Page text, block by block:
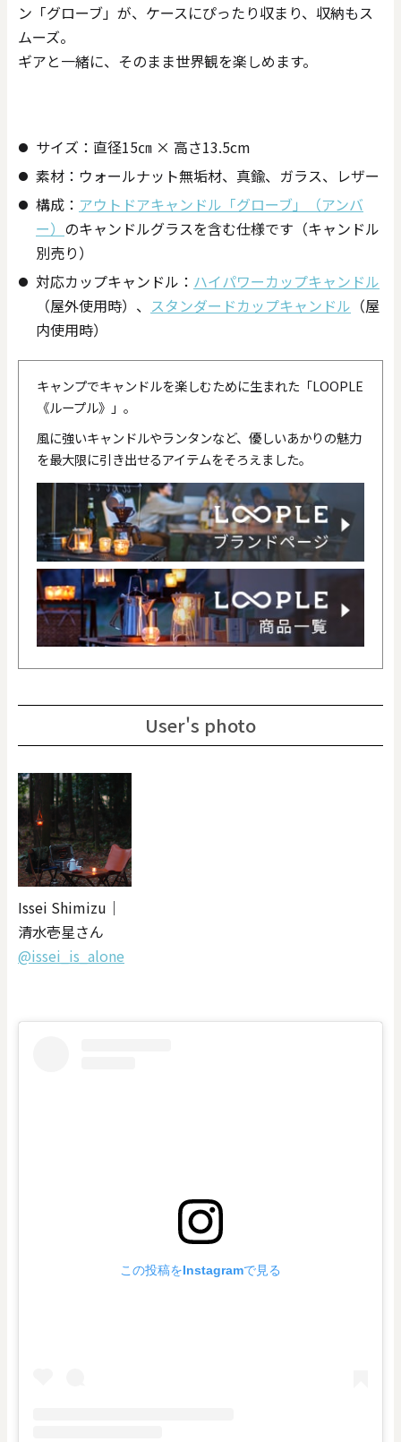
ン「グローブ」が、ケースにぴったり収まり、収納もス
ムーズ。
ギアと一緒に、そのまま世界観を楽しめます。
サイズ：直径15㎝ × 高さ13.5cm
素材：ウォールナット無垢材、真鍮、ガラス、レザー
構成： アウトドアキャンドル「グローブ」（アンバ
ー） のキャンドルグラスを含む仕様です（キャンドル
別売り）​​
対応カップキャンドル： ハイパワーカップキャンドル
（屋外使用時）、 スタンダードカップキャンドル （屋
内使用時）
キャンプでキャンドルを楽しむために生まれた「LOOPLE
《ループル》」。
風に強いキャンドルやランタンなど、優しいあかりの魅力
を最大限に引き出せるアイテムをそろえました。
User's photo
Issei Shimizu｜
清水壱星さん
@issei_is_alone
この投稿をInstagramで見る